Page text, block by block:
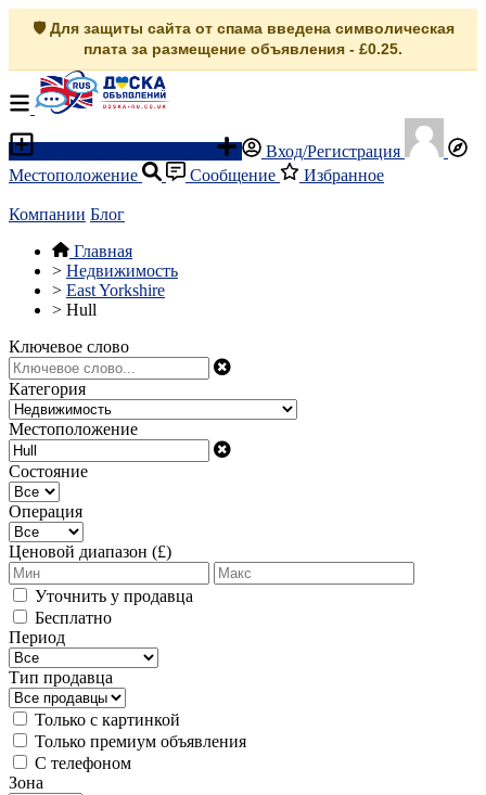
🛡️ Для защиты сайта от спама введена символическая
плата за размещение объявления - £0.25.
Вход/Регистрация
Местоположение
Сообщение Избранное
Компании Блог
Главная
> Недвижимость
> East Yorkshire
> Hull
Ключевое слово
Категория
Местоположение
Состояние
Операция
Ценовой диапазон (£)
Уточнить у продавца
Бесплатно
Период
Тип продавца
Только с картинкой
Только премиум объявления
С телефоном
Зона